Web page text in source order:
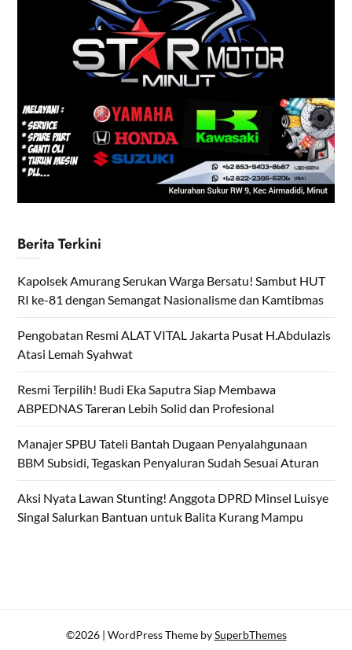
Berita Terkini
Kapolsek Amurang Serukan Warga Bersatu! Sambut HUT
RI ke-81 dengan Semangat Nasionalisme dan Kamtibmas
Pengobatan Resmi ALAT VITAL Jakarta Pusat H.Abdulazis
Atasi Lemah Syahwat
Resmi Terpilih! Budi Eka Saputra Siap Membawa
ABPEDNAS Tareran Lebih Solid dan Profesional
Manajer SPBU Tateli Bantah Dugaan Penyalahgunaan
BBM Subsidi, Tegaskan Penyaluran Sudah Sesuai Aturan
Aksi Nyata Lawan Stunting! Anggota DPRD Minsel Luisye
Singal Salurkan Bantuan untuk Balita Kurang Mampu
©2026 | WordPress Theme bySuperbThemes